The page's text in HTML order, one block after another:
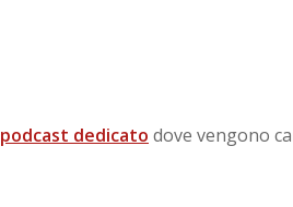
podcast dedicato dove vengono